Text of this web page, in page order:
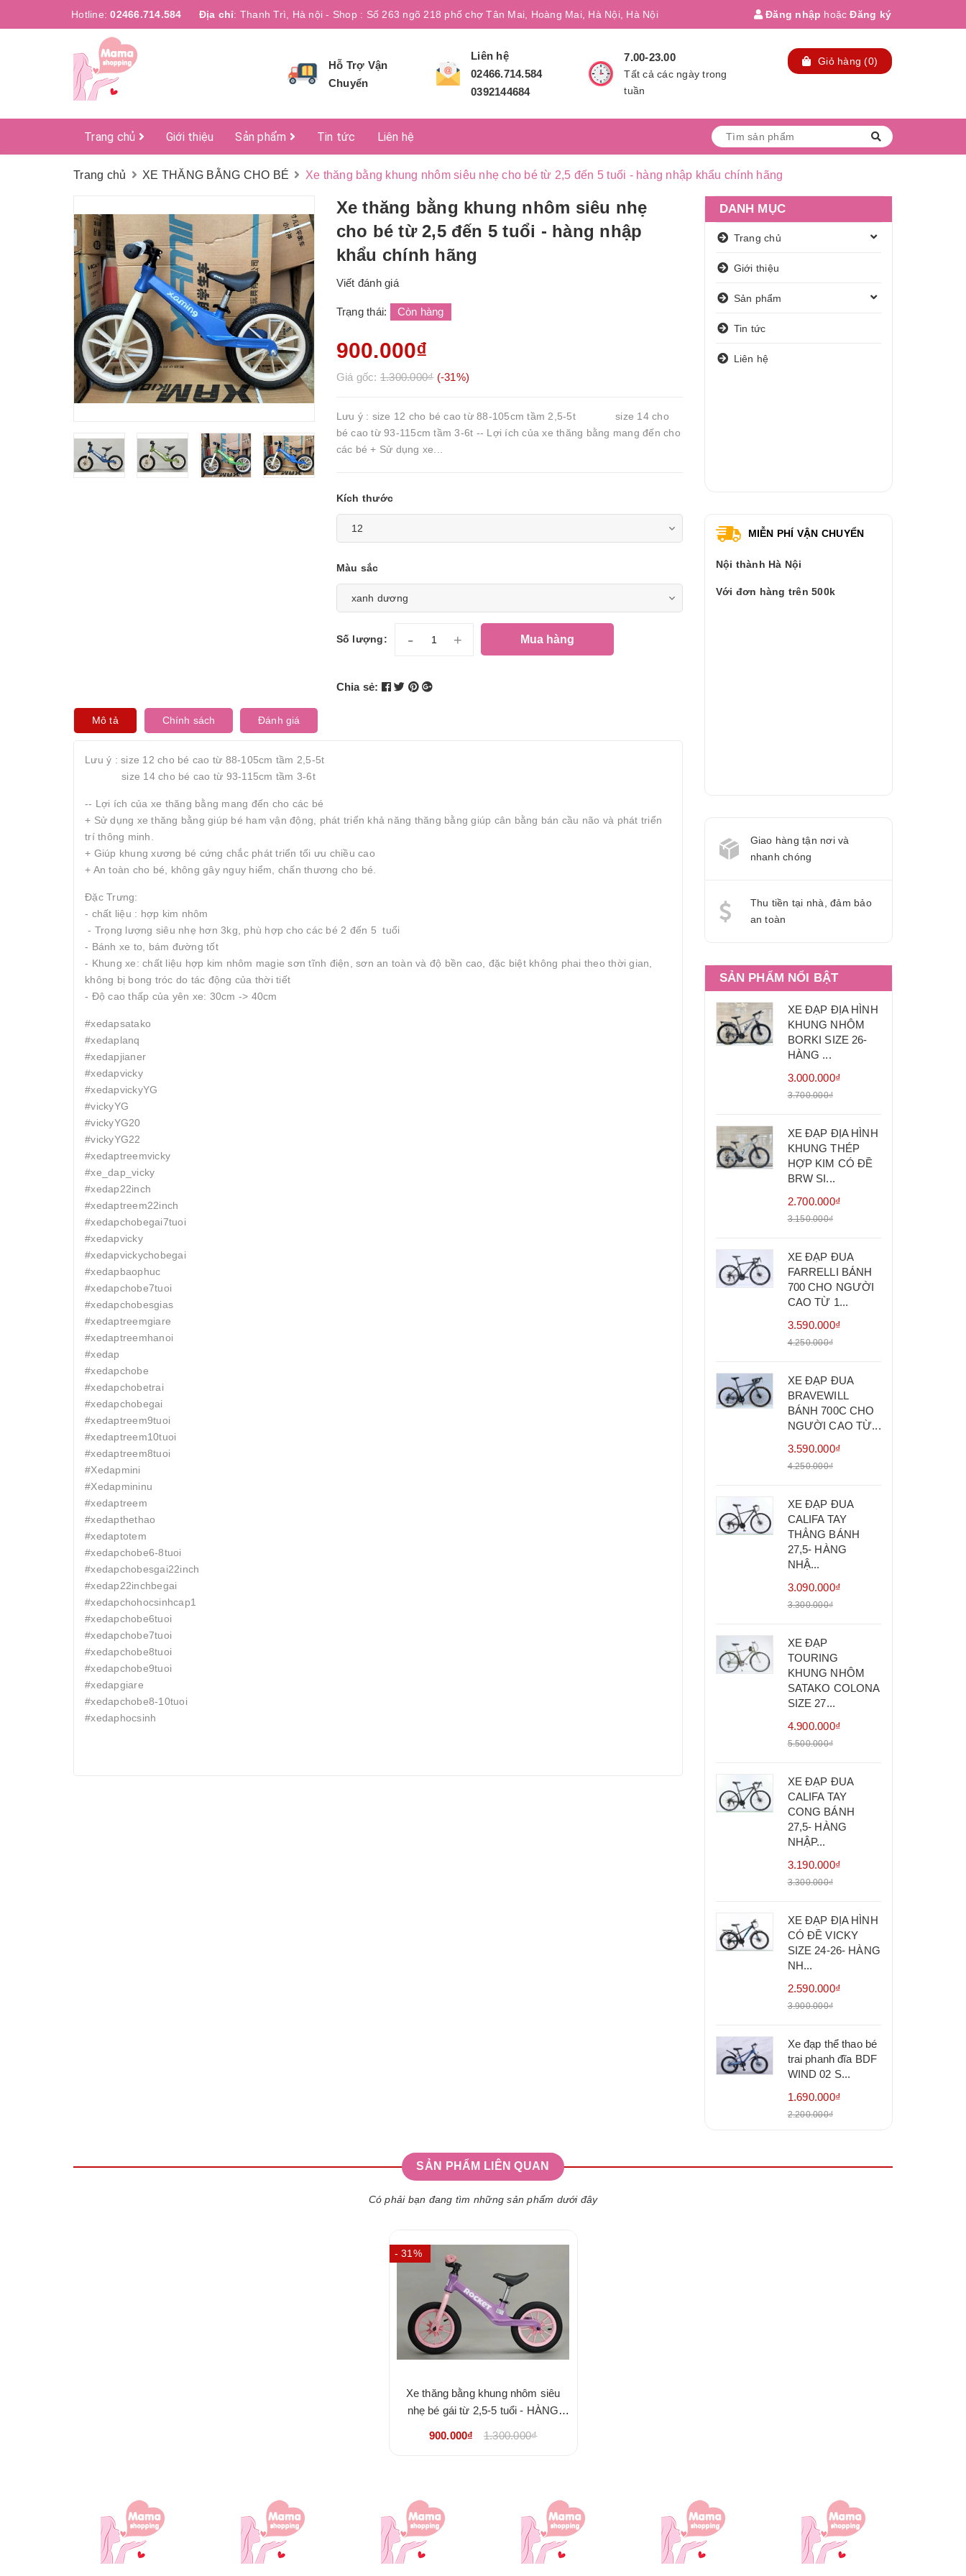
Hotline:02466.714.584 Địa chỉ: Thanh Trì, Hà nội - Shop : Số 263 ngõ 218 phố chợ Tân Mai, Hoàng Mai, Hà Nội, Hà Nội Đăng nhập hoặc Đăng ký
Hỗ Trợ Vận
Chuyển
Liên hệ
02466.714.584
0392144684
7.00-23.00
Tất cả các ngày trong
tuần
Giỏ hàng (0)
Trang chủ Giới thiệu Sản phẩm Tin tức Liên hệ
Trang chủ XE THĂNG BẰNG CHO BÉ Xe thăng bằng khung nhôm siêu nhẹ cho bé từ 2,5 đến 5 tuổi - hàng nhập khẩu chính hãng
Xe thăng bằng khung nhôm siêu nhẹ
cho bé từ 2,5 đến 5 tuổi - hàng nhập
khẩu chính hãng
Viết đánh giá
Trạng thái: Còn hàng
900.000₫
Giá gốc: 1.300.000₫ (-31%)
Lưu ý : size 12 cho bé cao từ 88-105cm tầm 2,5-5t size 14 cho
bé cao từ 93-115cm tầm 3-6t -- Lợi ích của xe thăng bằng mang đến cho
các bé + Sử dụng xe...
Kích thước
Màu sắc
Số lượng: - + Mua hàng
Chia sẻ:
Mô tả Chính sách Đánh giá
Lưu ý : size 12 cho bé cao từ 88-105cm tầm 2,5-5t
size 14 cho bé cao từ 93-115cm tầm 3-6t
-- Lợi ích của xe thăng bằng mang đến cho các bé
+ Sử dụng xe thăng bằng giúp bé ham vận động, phát triển khả năng thăng bằng giúp cân bằng bán cầu não và phát triển
trí thông minh.
+ Giúp khung xương bé cứng chắc phát triển tối ưu chiều cao
+ An toàn cho bé, không gây nguy hiểm, chấn thương cho bé.
Đặc Trưng:
- chất liệu : hợp kim nhôm
- Trọng lượng siêu nhẹ hơn 3kg, phù hợp cho các bé 2 đến 5 tuổi
- Bánh xe to, bám đường tốt
- Khung xe: chất liệu hợp kim nhôm magie sơn tĩnh điện, sơn an toàn và độ bền cao, đặc biệt không phai theo thời gian,
không bị bong tróc do tác động của thời tiết
- Độ cao thấp của yên xe: 30cm -> 40cm
#xedapsatako
#xedaplanq
#xedapjianer
#xedapvicky
#xedapvickyYG
#vickyYG
#vickyYG20
#vickyYG22
#xedaptreemvicky
#xe_dap_vicky
#xedap22inch
#xedaptreem22inch
#xedapchobegai7tuoi
#xedapvicky
#xedapvickychobegai
#xedapbaophuc
#xedapchobe7tuoi
#xedapchobesgias
#xedaptreemgiare
#xedaptreemhanoi
#xedap
#xedapchobe
#xedapchobetrai
#xedapchobegai
#xedaptreem9tuoi
#xedaptreem10tuoi
#xedaptreem8tuoi
#Xedapmini
#Xedapmininu
#xedaptreem
#xedapthethao
#xedaptotem
#xedapchobe6-8tuoi
#xedapchobesgai22inch
#xedap22inchbegai
#xedapchohocsinhcap1
#xedapchobe6tuoi
#xedapchobe7tuoi
#xedapchobe8tuoi
#xedapchobe9tuoi
#xedapgiare
#xedapchobe8-10tuoi
#xedaphocsinh
DANH MỤC
Trang chủ
Giới thiệu
Sản phẩm
Tin tức
Liên hệ
MIỄN PHÍ VẬN CHUYỂN
Nội thành Hà Nội
Với đơn hàng trên 500k
Giao hàng tận nơi và
nhanh chóng
Thu tiền tại nhà, đảm bảo
an toàn
SẢN PHẨM NỔI BẬT
XE ĐẠP ĐỊA HÌNH
KHUNG NHÔM
BORKI SIZE 26-
HÀNG ...
3.000.000₫
3.700.000₫
XE ĐẠP ĐỊA HÌNH
KHUNG THÉP
HỢP KIM CÓ ĐỀ
BRW SI...
2.700.000₫
3.150.000₫
XE ĐẠP ĐUA
FARRELLI BÁNH
700 CHO NGƯỜI
CAO TỪ 1...
3.590.000₫
4.250.000₫
XE ĐẠP ĐUA
BRAVEWILL
BÁNH 700C CHO
NGƯỜI CAO TỪ...
3.590.000₫
4.250.000₫
XE ĐẠP ĐUA
CALIFA TAY
THẲNG BÁNH
27,5- HÀNG
NHẬ...
3.090.000₫
3.300.000₫
XE ĐẠP
TOURING
KHUNG NHÔM
SATAKO COLONA
SIZE 27...
4.900.000₫
5.500.000₫
XE ĐẠP ĐUA
CALIFA TAY
CONG BÁNH
27,5- HÀNG
NHẬP...
3.190.000₫
3.300.000₫
XE ĐẠP ĐỊA HÌNH
CÓ ĐỀ VICKY
SIZE 24-26- HÀNG
NH...
2.590.000₫
3.900.000₫
Xe đạp thể thao bé
trai phanh đĩa BDF
WIND 02 S...
1.690.000₫
2.200.000₫
SẢN PHẨM LIÊN QUAN
Có phải bạn đang tìm những sản phẩm dưới đây
- 31%
Xe thăng bằng khung nhôm siêu
nhẹ bé gái từ 2,5-5 tuổi - HÀNG
900.000₫ 1.300.000₫